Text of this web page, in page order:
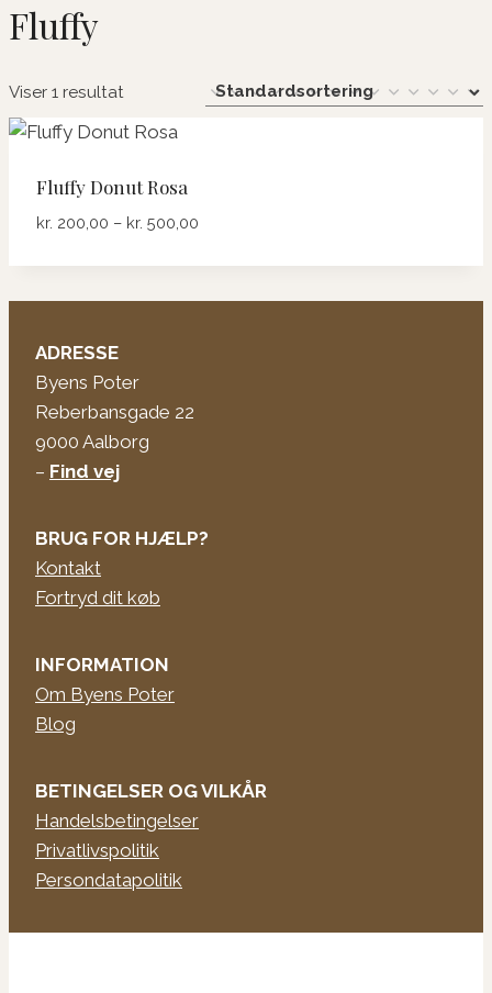
Fluffy
Viser 1 resultat
Fluffy Donut Rosa
kr. 200,00 – kr. 500,00Prisinterval:
til
kr. 500,00
ADRESSE
Byens Poter
Reberbansgade 22
9000 Aalborg
– Find vej
BRUG FOR HJÆLP?
Kontakt
Fortryd dit køb
INFORMATION
Om Byens Poter
Blog
BETINGELSER OG VILKÅR
Handelsbetingelser
Privatlivspolitik
Persondatapolitik